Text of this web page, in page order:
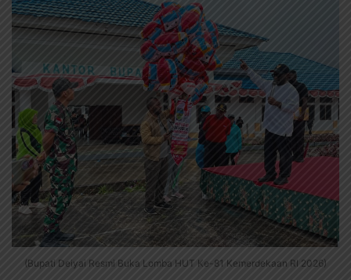
(Bupati Deiyai Resmi Buka Lomba HUT Ke-81 Kemerdekaan RI 2026)